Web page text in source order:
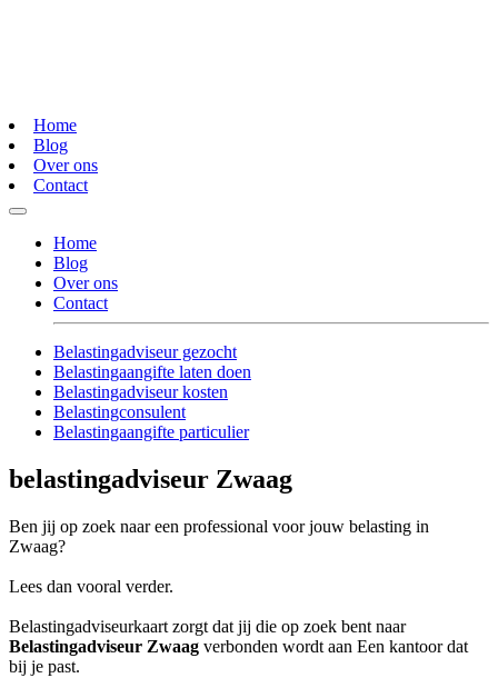
Home
Blog
Over ons
Contact
Home
Blog
Over ons
Contact
Belastingadviseur gezocht
Belastingaangifte laten doen
Belastingadviseur kosten
Belastingconsulent
Belastingaangifte particulier
belastingadviseur Zwaag
Ben jij op zoek naar een professional voor jouw belasting in
Zwaag?
Lees dan vooral verder.
Belastingadviseurkaart zorgt dat jij die op zoek bent naar
Belastingadviseur Zwaag verbonden wordt aan Een kantoor dat
bij je past.